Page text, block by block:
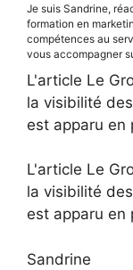
Je suis Sandrine,
formation en
compétences au
vous accompagner
L'article Le
la visibilité
est apparu en
L'article Le
la visibilité
est apparu en
Sandrine